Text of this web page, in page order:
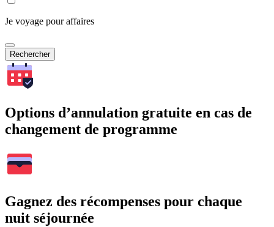
Je voyage pour affaires
Rechercher
Options d’annulation gratuite en cas de
changement de programme
Gagnez des récompenses pour chaque
nuit séjournée